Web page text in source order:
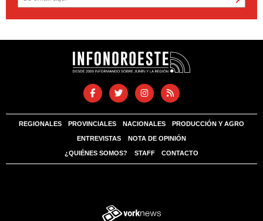
REGIONALES PROVINCIALES NACIONALES PRODUCCIÓN Y AGRO
ENTREVISTAS NOTA DE OPINIÓN
¿QUIÉNES SOMOS? STAFF CONTACTO